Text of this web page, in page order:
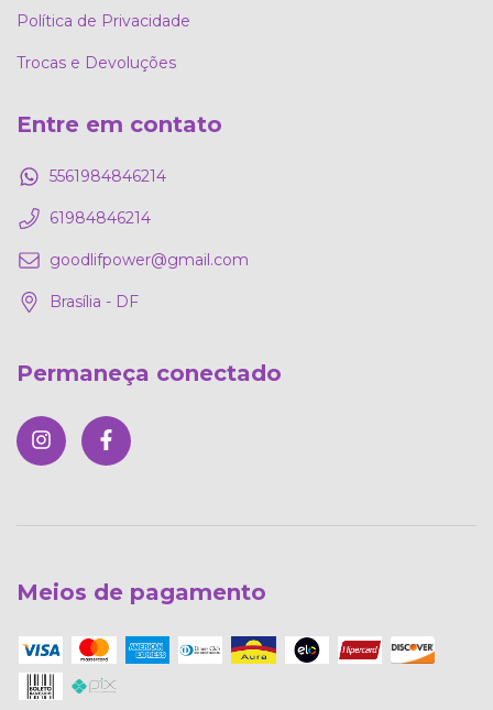
Política de Privacidade
Trocas e Devoluções
Entre em contato
5561984846214
61984846214
goodlifpower@gmail.com
Brasília - DF
Permaneça conectado
Meios de pagamento